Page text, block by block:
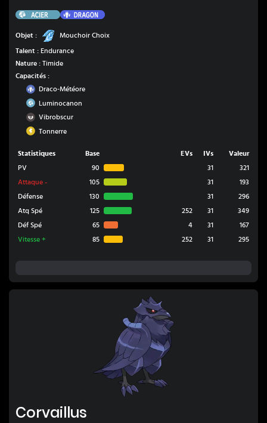
Acier Dragon
Objet :
Mouchoir Choix
Mouchoir Choix
Talent : Endurance
Nature : Timide
Capacités :
Dragon
Draco-Météore
Acier
Luminocanon
Ténèbres
Vibrobscur
Électrik
Tonnerre
Statistiques Base EVs IVs
Valeur
PV
90 31
321
Attaque - 105 31
193
Défense
130 31
296
Atq Spé
125 252 31
349
Déf Spé
65 4 31
167
Vitesse + 85 252 31 295
Corvaillus